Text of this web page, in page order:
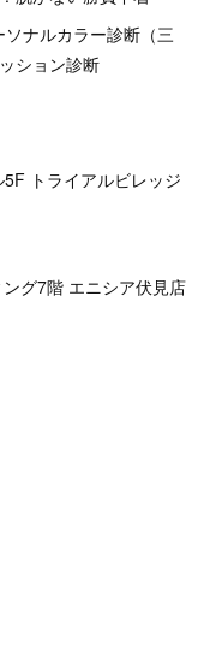
ナルカラー診断（三
ション診断
トライアルビレッジ
グ7階 エニシア伏見店